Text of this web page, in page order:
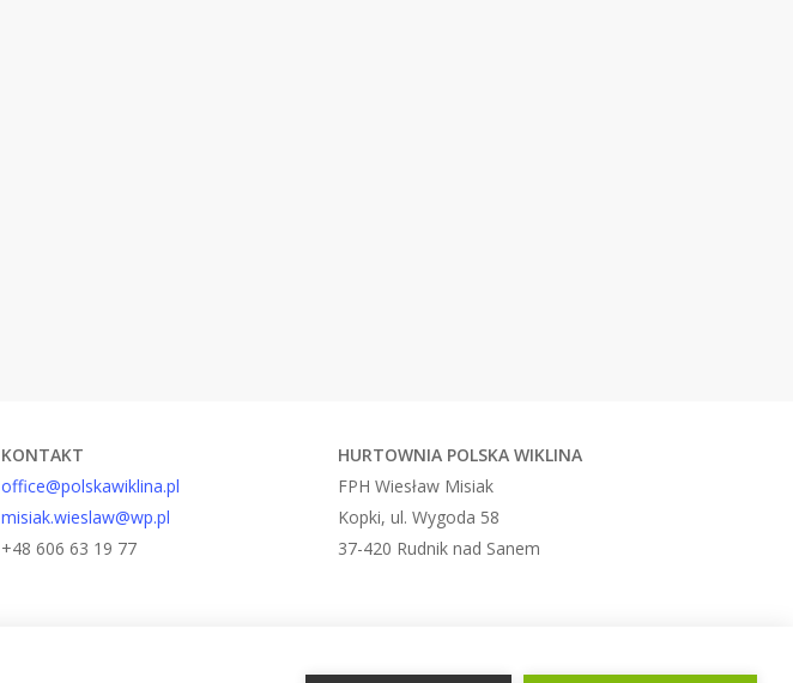
KONTAKT
office@polskawiklina.pl
misiak.wieslaw@wp.pl
+48 606 63 19 77
HURTOWNIA POLSKA WIKLINA
FPH Wiesław Misiak
Kopki, ul. Wygoda 58
37-420 Rudnik nad Sanem